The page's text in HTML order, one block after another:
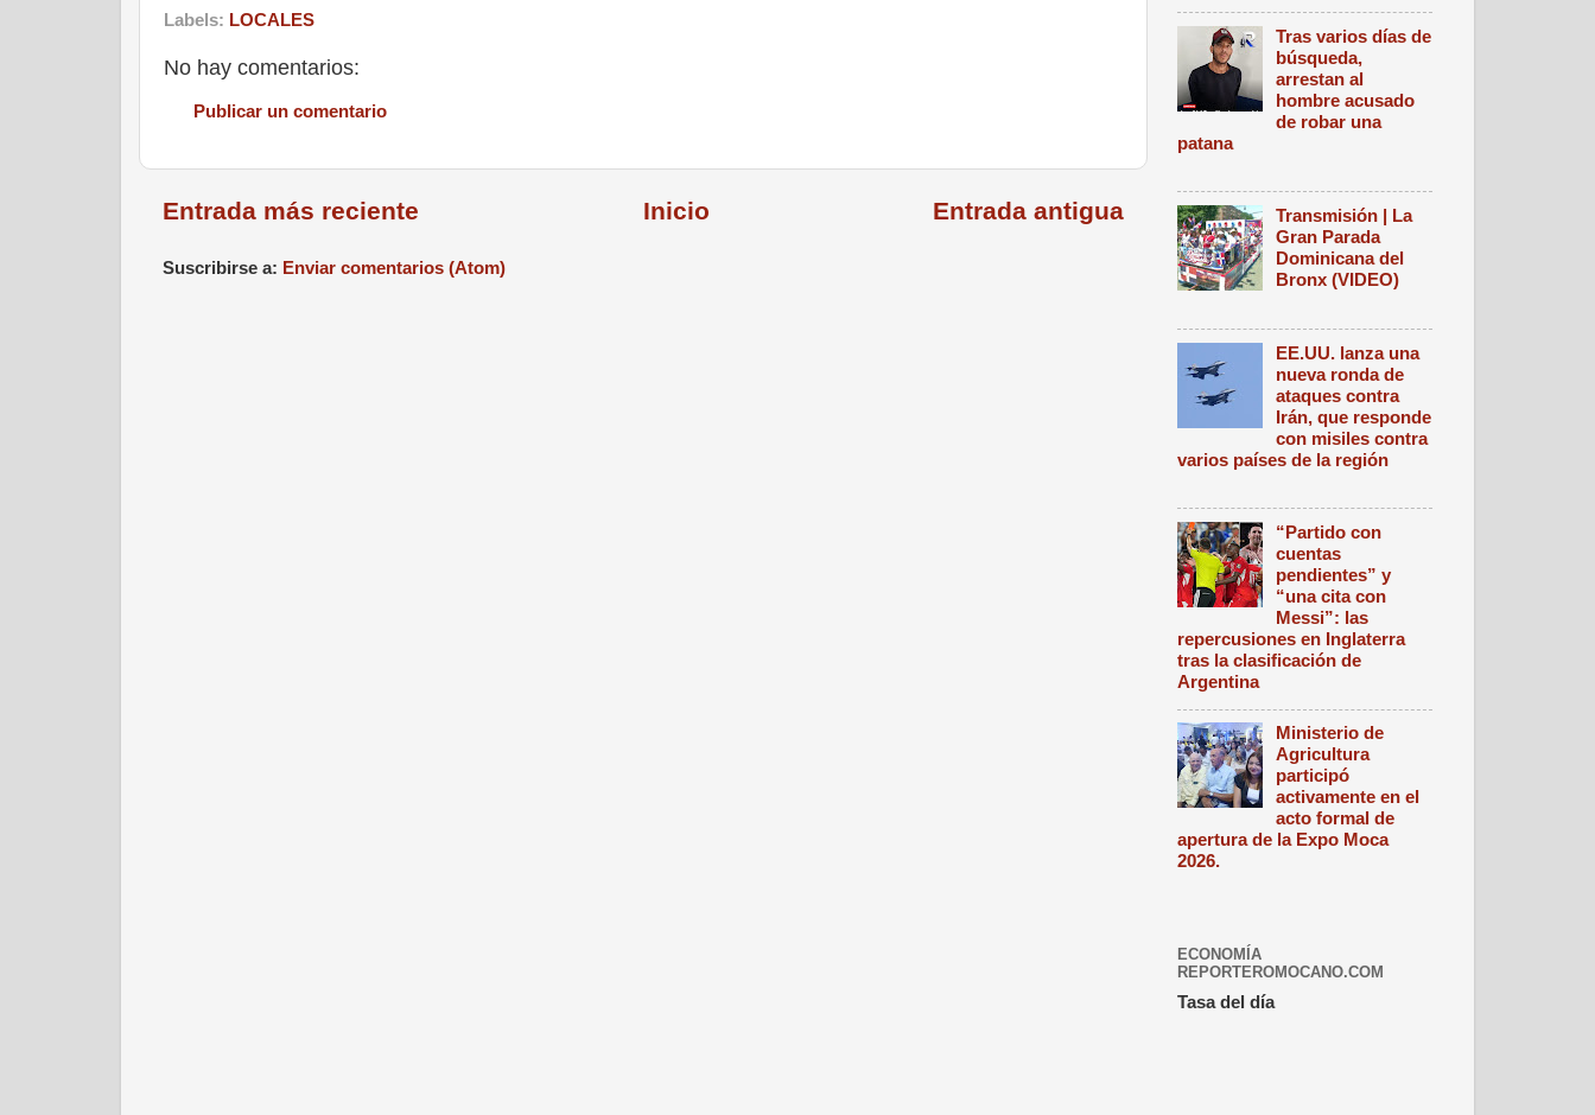
Labels: LOCALES
No hay comentarios:
Publicar un comentario
Entrada más reciente Entrada antigua
Inicio
Suscribirse a: Enviar comentarios (Atom)
Tras varios días de
búsqueda,
arrestan al
hombre acusado
de robar una
patana
Transmisión | La
Gran Parada
Dominicana del
Bronx (VIDEO)
EE.UU. lanza una
nueva ronda de
ataques contra
Irán, que responde
con misiles contra
varios países de la región
“Partido con
cuentas
pendientes” y
“una cita con
Messi”: las
repercusiones en Inglaterra
tras la clasificación de
Argentina
Ministerio de
Agricultura
participó
activamente en el
acto formal de
apertura de la Expo Moca
2026.
ECONOMÍA
REPORTEROMOCANO.COM
Tasa del día